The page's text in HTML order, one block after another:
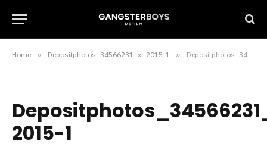
Home » Depositphotos_34566231_xl-2015-1 » Depositphotos_34566231_xl-2015-1
2015-1